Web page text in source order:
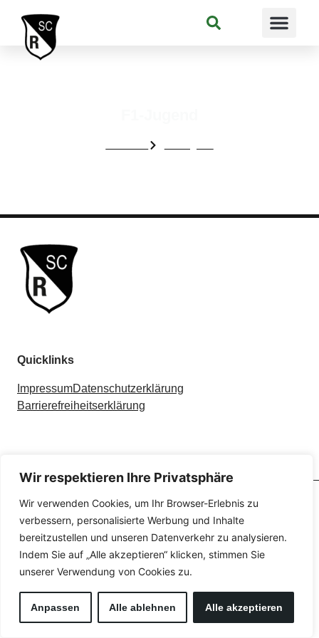
Wir respektieren Ihre Privatsphäre
Wir verwenden Cookies, um Ihr Browser-Erlebnis zu
verbessern, personalisierte Werbung und Inhalte
bereitzustellen und unseren Datenverkehr zu analysieren.
Indem Sie auf „Alle akzeptieren“ klicken, stimmen Sie
unserer Verwendung von Cookies zu.
Anpassen Alle ablehnen Alle akzeptieren
Suchen
Quicklinks
ImpressumDatenschutzerklärung
Barrierefreiheitserklärung